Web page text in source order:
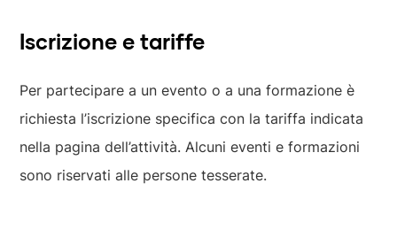
Iscrizione e tariffe
Per partecipare a un evento o a una formazione è
richiesta l’iscrizione specifica con la tariffa indicata
nella pagina dell’attività. Alcuni eventi e formazioni
sono riservati alle persone tesserate.